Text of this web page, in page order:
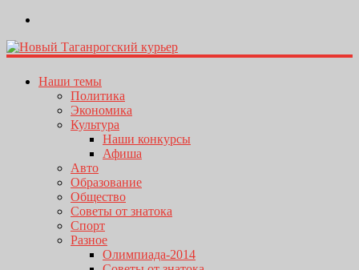
Наши темы
Политика
Экономика
Культура
Наши конкурсы
Афиша
Авто
Образование
Общество
Советы от знатока
Спорт
Разное
Олимпиада-2014